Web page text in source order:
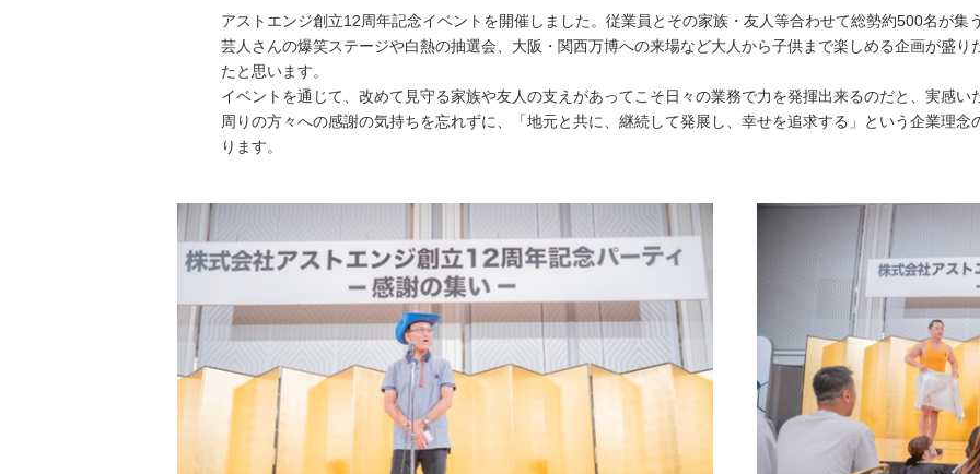
アストエンジ創立12周年記念イベントを開催しました。従業員とその家族・友人等合わせて総勢約500名が集
芸人さんの爆笑ステージや白熱の抽選会、大阪・関西万博への来場など大人から子供まで楽しめる企画が盛
たと思います。
イベントを通じて、改めて見守る家族や友人の支えがあってこそ日々の業務で力を発揮出来るのだと、実感い
周りの方々への感謝の気持ちを忘れずに、「地元と共に、継続して発展し、幸せを追求する」という企業理
ります。